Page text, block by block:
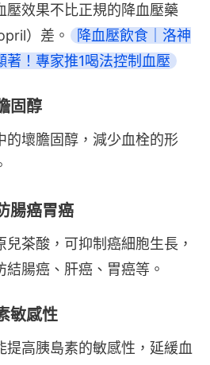
壓效果不比正規的降血壓藥
）差。
降血壓飲食｜洛神
！專家推1喝法控制血壓
固醇
的壞膽固醇，減少血栓的形
腸癌胃癌
茶酸，可抑制癌細胞生長，
腸癌、肝癌、胃癌等。
敏感性
提高胰島素的敏感性，延緩血